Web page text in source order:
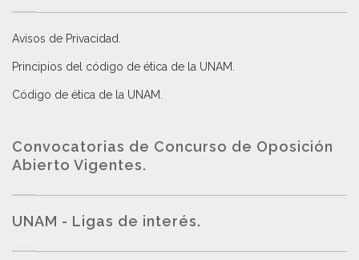
Avisos de Privacidad
Principios del código de ética de la UNAM
Código de ética de la UNAM
Convocatorias de Concurso de Oposición
Abierto Vigentes.
UNAM - Ligas de interés.